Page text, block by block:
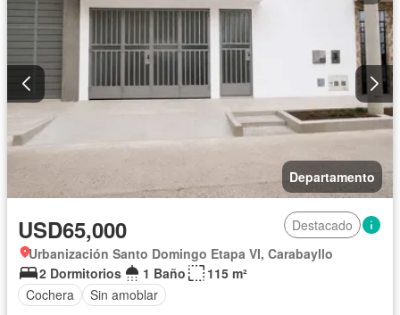
Departamento
USD65,000
Destacado
Urbanización Santo Domingo Etapa VI, Carabayllo
2 Dormitorios
1 Baño
115 m²
Cochera
Sin amoblar